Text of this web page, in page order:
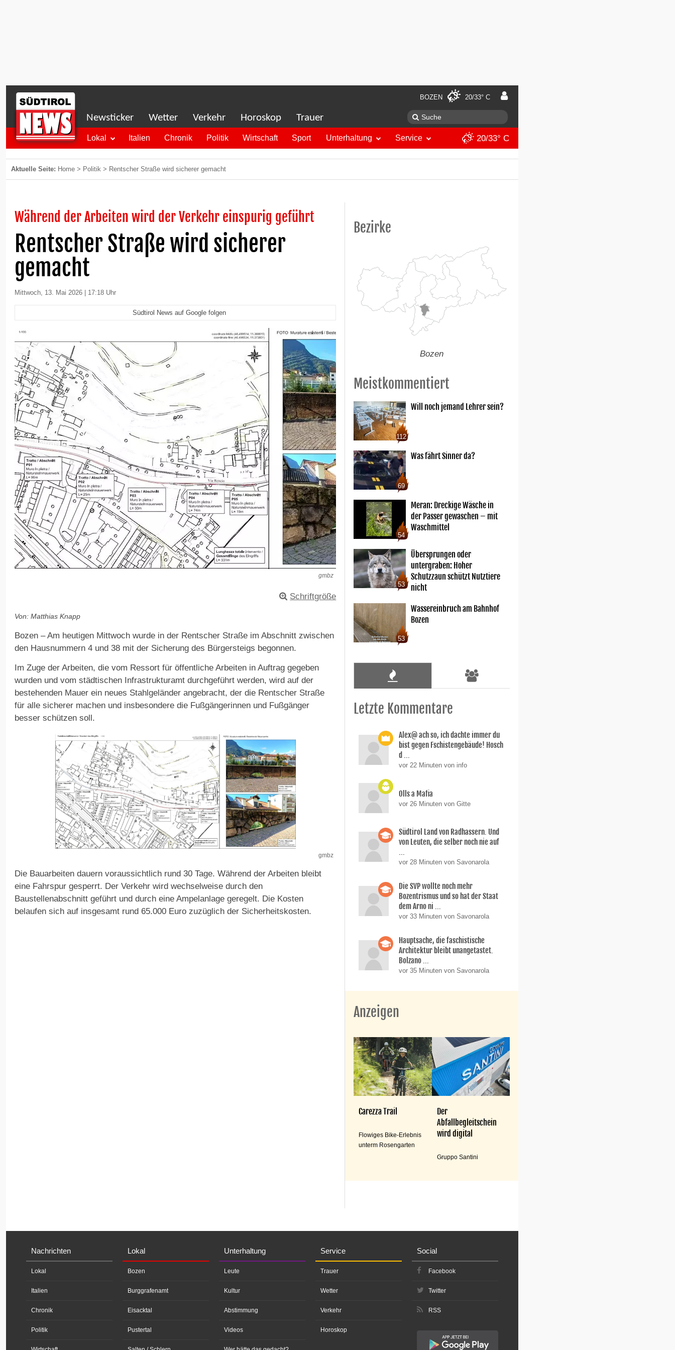
BOZEN 20/33° C
Newsticker Wetter Verkehr Horoskop Trauer
Lokal Italien Chronik Politik Wirtschaft Sport Unterhaltung Service 20/33° C
Aktuelle Seite: Home > Politik > Rentscher Straße wird sicherer gemacht
Während der Arbeiten wird der Verkehr einspurig geführt
Rentscher Straße wird sicherer
gemacht
Mittwoch, 13. Mai 2026 | 17:18 Uhr
Südtirol News auf Google folgen
gmbz
Schriftgröße
Von: Matthias Knapp
Bozen – Am heutigen Mittwoch wurde in der Rentscher Straße im Abschnitt zwischen
den Hausnummern 4 und 38 mit der Sicherung des Bürgersteigs begonnen.
Im Zuge der Arbeiten, die vom Ressort für öffentliche Arbeiten in Auftrag gegeben
wurden und vom städtischen Infrastrukturamt durchgeführt werden, wird auf der
bestehenden Mauer ein neues Stahlgeländer angebracht, der die Rentscher Straße
für alle sicherer machen und insbesondere die Fußgängerinnen und Fußgänger
besser schützen soll.
gmbz
Die Bauarbeiten dauern voraussichtlich rund 30 Tage. Während der Arbeiten bleibt
eine Fahrspur gesperrt. Der Verkehr wird wechselweise durch den
Baustellenabschnitt geführt und durch eine Ampelanlage geregelt. Die Kosten
belaufen sich auf insgesamt rund 65.000 Euro zuzüglich der Sicherheitskosten.
Bezirke
Bozen
Meistkommentiert
112
Will noch jemand Lehrer sein?
69
Was fährt Sinner da?
54
Meran: Dreckige Wäsche in
der Passer gewaschen – mit
Waschmittel
53
Übersprungen oder
untergraben: Hoher
Schutzzaun schützt Nutztiere
nicht
53
Wassereinbruch am Bahnhof
Bozen
Letzte Kommentare
Alex@ ach so, ich dachte immer du
bist gegen Fschistengebäude! Hosch
d ...
vor 22 Minuten von info
Olls a Mafia
vor 26 Minuten von Gitte
Südtirol Land von Radhassern. Und
von Leuten, die selber noch nie auf
...
vor 28 Minuten von Savonarola
Die SVP wollte noch mehr
Bozentrismus und so hat der Staat
dem Arno ni ...
vor 33 Minuten von Savonarola
Hauptsache, die faschistische
Architektur bleibt unangetastet.
Bolzano ...
vor 35 Minuten von Savonarola
Anzeigen
Carezza Trail
Flowiges Bike-Erlebnis
unterm Rosengarten
Der
Abfallbegleitschein
wird digital
Gruppo Santini
Nachrichten
Lokal
Italien
Chronik
Politik
Lokal
Bozen
Burggrafenamt
Eisacktal
Pustertal
Unterhaltung
Leute
Kultur
Abstimmung
Videos
Service
Trauer
Wetter
Verkehr
Horoskop
Social
Facebook
Twitter
RSS